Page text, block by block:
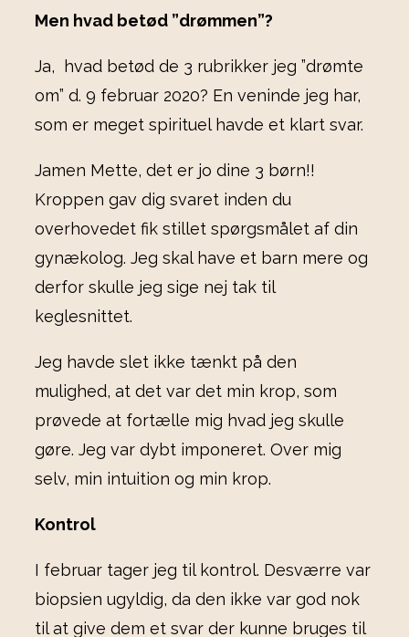
Men hvad betød ”drømmen”?
Ja, hvad betød de 3 rubrikker jeg ”drømte
om” d. 9 februar 2020? En veninde jeg har,
som er meget spirituel havde et klart svar.
Jamen Mette, det er jo dine 3 børn!!
Kroppen gav dig svaret inden du
overhovedet fik stillet spørgsmålet af din
gynækolog. Jeg skal have et barn mere og
derfor skulle jeg sige nej tak til
keglesnittet.
Jeg havde slet ikke tænkt på den
mulighed, at det var det min krop, som
prøvede at fortælle mig hvad jeg skulle
gøre. Jeg var dybt imponeret. Over mig
selv, min intuition og min krop.
Kontrol
I februar tager jeg til kontrol. Desværre var
biopsien ugyldig, da den ikke var god nok
til at give dem et svar der kunne bruges til